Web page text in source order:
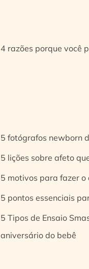
4 razões porque você
5 fotógrafos newborn
5 lições sobre afeto
5 motivos para fazer o
5 pontos essenciais
5 Tipos de Ensaio
aniversário do bebê